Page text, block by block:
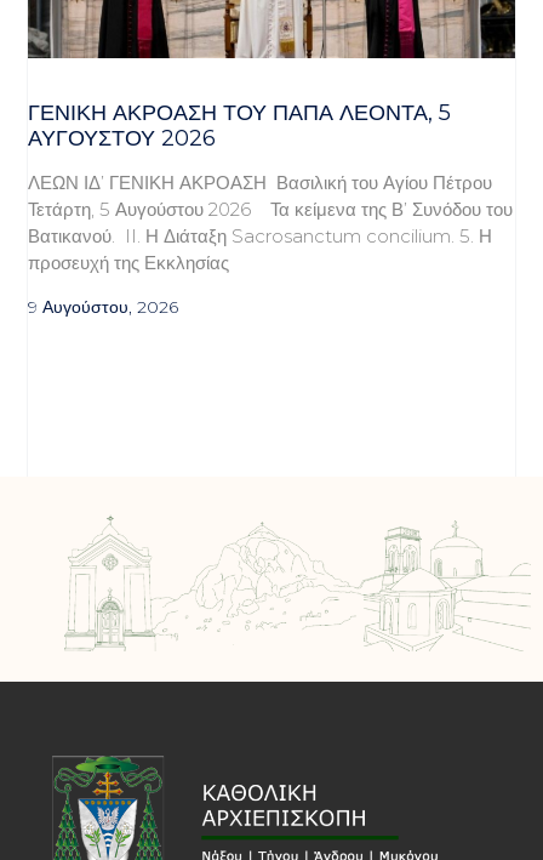
ΓΕΝΙΚΉ ΑΚΡΌΑΣΗ ΤΟΥ ΠΆΠΑ ΛΈΟΝΤΑ, 5
ΑΥΓΟΎΣΤΟΥ 2026
ΛΕΩΝ ΙΔ’ ΓΕΝΙΚΗ ΑΚΡΟΑΣΗ Βασιλική του Αγίου Πέτρου
Τετάρτη, 5 Αυγούστου 2026 Τα κείμενα της Β’ Συνόδου του
Βατικανού. II. Η Διάταξη Sacrosanctum concilium. 5. Η
προσευχή της Εκκλησίας
9 Αυγούστου, 2026